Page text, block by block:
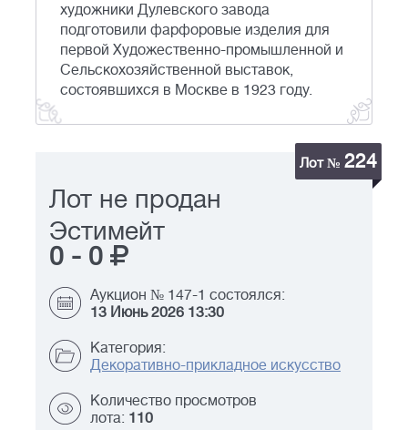
художники Дулевского завода
подготовили фарфоровые изделия для
первой Художественно-промышленной и
Сельскохозяйственной выставок,
состоявшихся в Москве в 1923 году.
Лот № 224
Лот не продан
Эстимейт
0 - 0
Аукцион № 147-1 состоялся:
13 Июнь 2026 13:30
Категория:
Декоративно-прикладное искусство
Количество просмотров
лота: 110